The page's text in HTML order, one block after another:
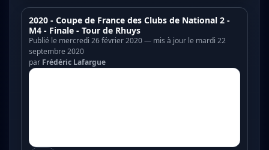
2020 - Coupe de France des Clubs de National 2 -
M4 - Finale - Tour de Rhuys
Publié le mercredi 26 février 2020 — mis à jour le mardi 22
septembre 2020
par Frédéric Lafargue